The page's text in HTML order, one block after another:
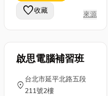
favorite收藏 來源
啟思電腦補習班
location_on
台北市延平北路五段
211號2樓